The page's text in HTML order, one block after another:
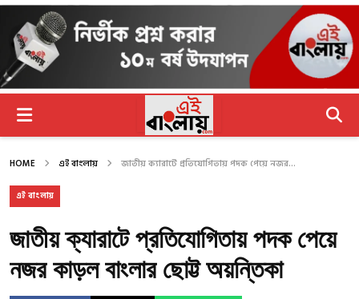
HOME এই বাংলায় জাতীয় ক্যারাটে প্রতিযোগিতায় পদক পেয়ে নজর...
এই বাংলায়
জাতীয় ক্যারাটে প্রতিযোগিতায় পদক পেয়ে
নজর কাড়ল বাংলার ছোট্ট অয়ন্তিকা